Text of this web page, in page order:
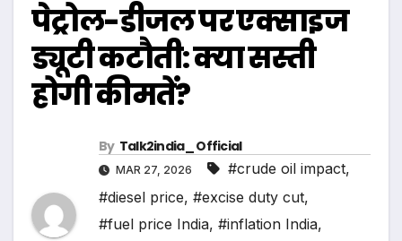
पेट्रोल-डीजल पर एक्साइज
ड्यूटी कटौती: क्या सस्ती
होगी कीमतें?
By Talk2india_ Official
MAR 27, 2026 #crude oil impact,
#diesel price, #excise duty cut,
#fuel price India, #inflation India,